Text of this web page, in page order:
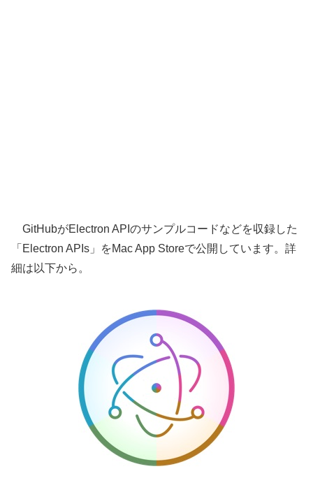
GitHubがElectron APIのサンプルコードなどを収録した
「Electron APIs」をMac App Storeで公開しています。詳
細は以下から。